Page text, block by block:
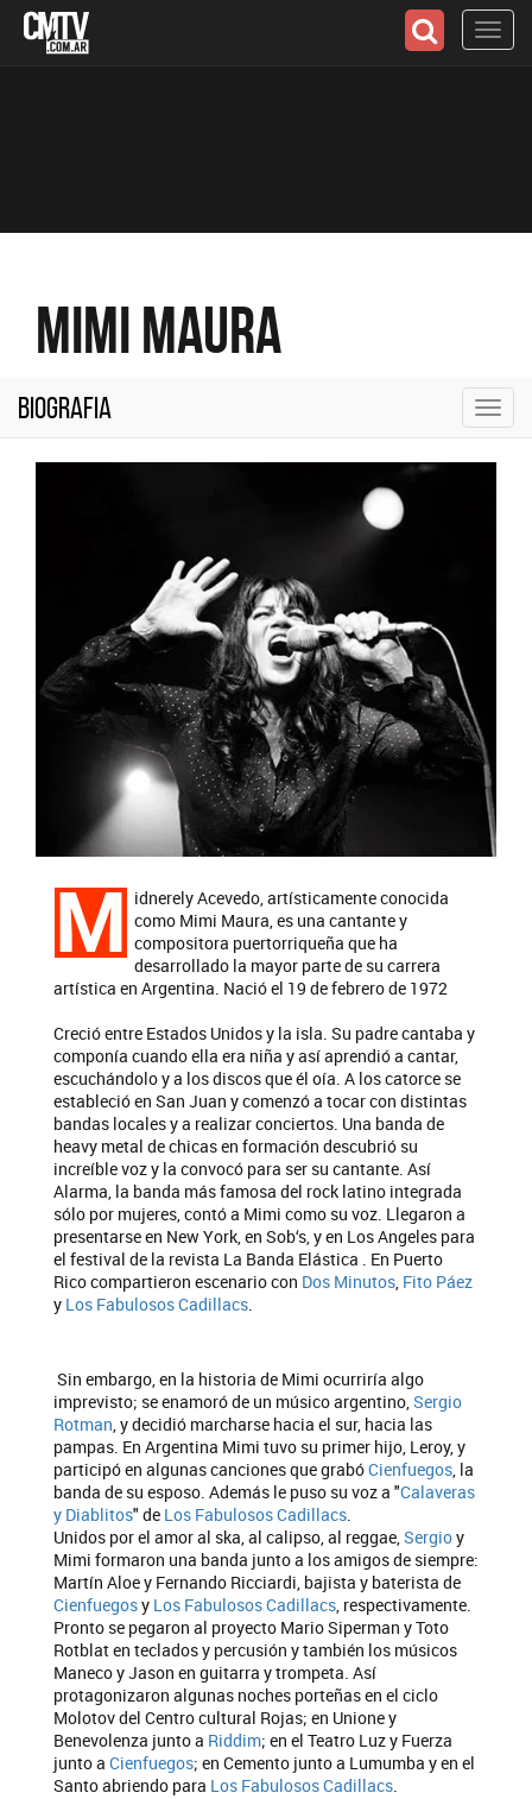
Mimi Maura
Biografia
M idnerely Acevedo, artísticamente conocida
como Mimi Maura, es una cantante y
compositora puertorriqueña que ha
desarrollado la mayor parte de su carrera
artística en Argentina. Nació el 19 de febrero de 1972
Creció entre Estados Unidos y la isla. Su padre cantaba y
componía cuando ella era niña y así aprendió a cantar,
escuchándolo y a los discos que él oía. A los catorce se
estableció en San Juan y comenzó a tocar con distintas
bandas locales y a realizar conciertos. Una banda de
heavy metal de chicas en formación descubrió su
increíble voz y la convocó para ser su cantante. Así
Alarma, la banda más famosa del rock latino integrada
sólo por mujeres, contó a Mimi como su voz. Llegaron a
presentarse en New York, en Sob‘s, y en Los Angeles para
el festival de la revista La Banda Elástica . En Puerto
Rico compartieron escenario con Dos Minutos, Fito Páez
y Los Fabulosos Cadillacs.
Sin embargo, en la historia de Mimi ocurriría algo
imprevisto; se enamoró de un músico argentino,Sergio
Rotman, y decidió marcharse hacia el sur, hacia las
pampas. En Argentina Mimi tuvo su primer hijo, Leroy, y
participó en algunas canciones que grabóCienfuegos, la
banda de su esposo. Además le puso su voz a "Calaveras
y Diablitos" de Los Fabulosos Cadillacs.
Unidos por el amor al ska, al calipso, al reggae,Sergioy
Mimi formaron una banda junto a los amigos de siempre:
Martín Aloe y Fernando Ricciardi, bajista y baterista de
Cienfuegosy Los Fabulosos Cadillacs, respectivamente.
Pronto se pegaron al proyecto Mario Siperman y Toto
Rotblat en teclados y percusión y también los músicos
Maneco y Jason en guitarra y trompeta. Así
protagonizaron algunas noches porteñas en el ciclo
Molotov del Centro cultural Rojas; en Unione y
Benevolenza junto a Riddim; en el Teatro Luz y Fuerza
junto a Cienfuegos; en Cemento junto a Lumumba y en el
Santo abriendo para Los Fabulosos Cadillacs.